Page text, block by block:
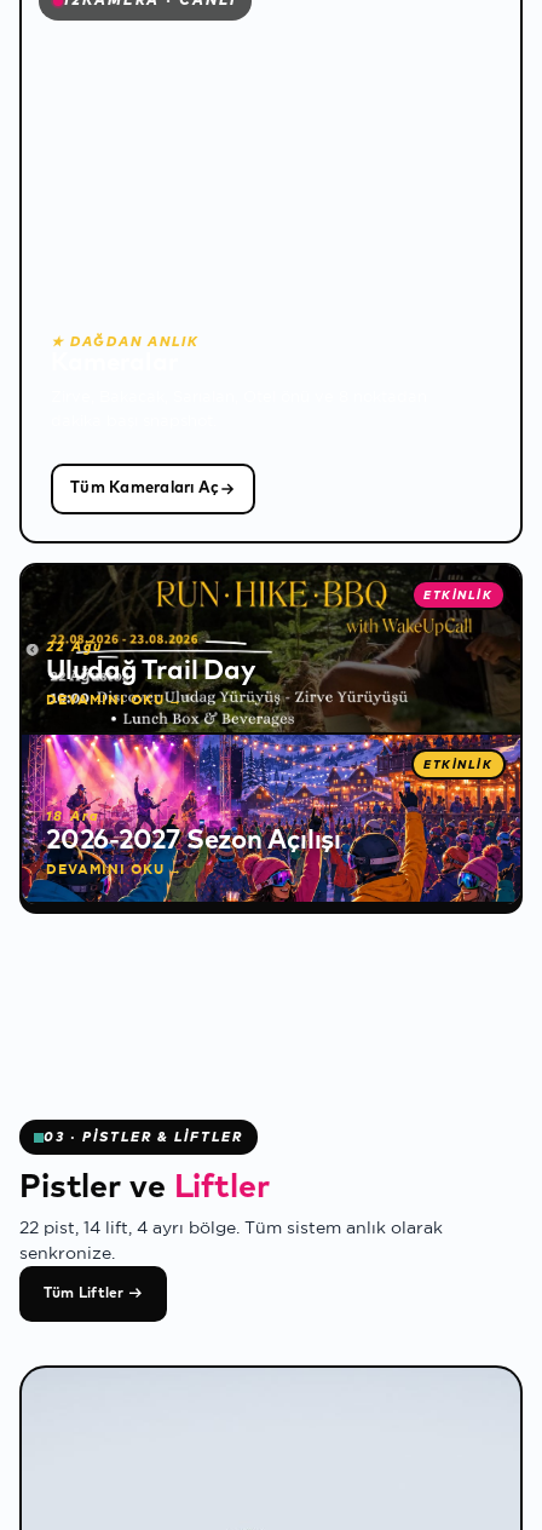
✻
❅
✻
❅
★ DAĞDAN ANLIK
Tüm Kameraları Aç
ETKİNLİK
22 Ağu
Uludağ Trail Day
DEVAMINI OKU →
ETKİNLİK
18 Ara
2026-2027 Sezon Açılışı
DEVAMINI OKU →
03 · PİSTLER & LİFTLER
Pistler ve Liftler
22 pist, 14 lift, 4 ayrı bölge. Tüm sistem anlık olarak
senkronize.
Tüm Liftler →